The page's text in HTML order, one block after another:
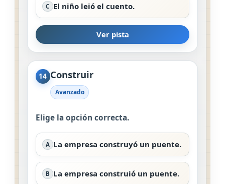
C El niño leió el cuento.
Ver pista
14 Construir
Avanzado
Elige la opción correcta.
A La empresa construyó un puente.
B La empresa construió un puente.